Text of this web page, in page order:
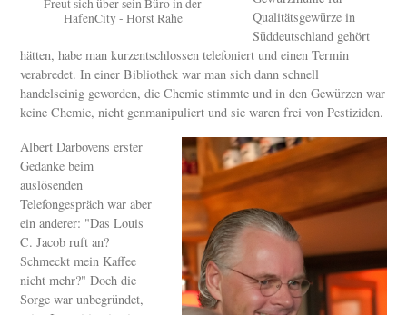
Freut sich über sein Büro in der
HafenCity - Horst Rahe
Qualitätsgewürze in
Süddeutschland gehört
hätten, habe man kurzentschlossen telefoniert und einen Termin
verabredet. In einer Bibliothek war man sich dann schnell
handelseinig geworden, die Chemie stimmte und in den Gewürzen war
keine Chemie, nicht genmanipuliert und sie waren frei von Pestiziden.
Albert Darbovens erster
Gedanke beim
auslösenden
Telefongespräch war aber
ein anderer: "Das Louis
C. Jacob ruft an?
Schmeckt mein Kaffee
nicht mehr?" Doch die
Sorge war unbegründet,